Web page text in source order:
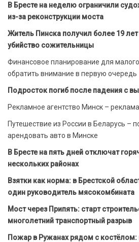
В Бресте на неделю ограничили
из-за реконструкции моста
Житель Пинска получил более 19
убийство сожительницы
Финансовое планирование для
обратить внимание в первую очередь
Подросток погиб после падения с
Рекламное агентство Минск –
Путешествие из России в Беларусь –
арендовать авто в Минске
В Бресте на пять дней отключат
нескольких районах
Взятки как норма: в Брестской
один руководитель мясокомбината
Мост через Припять: старт
многолетний транспортный разрыв
Пожар в Ружанах рядом с костёлом: